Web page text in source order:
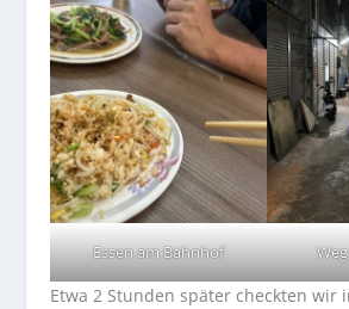
Essen am Bahnhof
Etwa 2 Stunden später checkten wir